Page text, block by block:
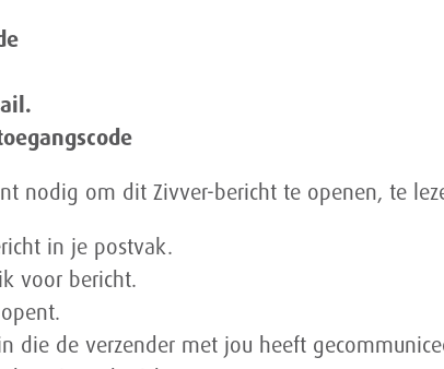
nodig om dit Zivver-bericht te openen, te
in je postvak.
voor bericht.
die de verzender met jou heeft